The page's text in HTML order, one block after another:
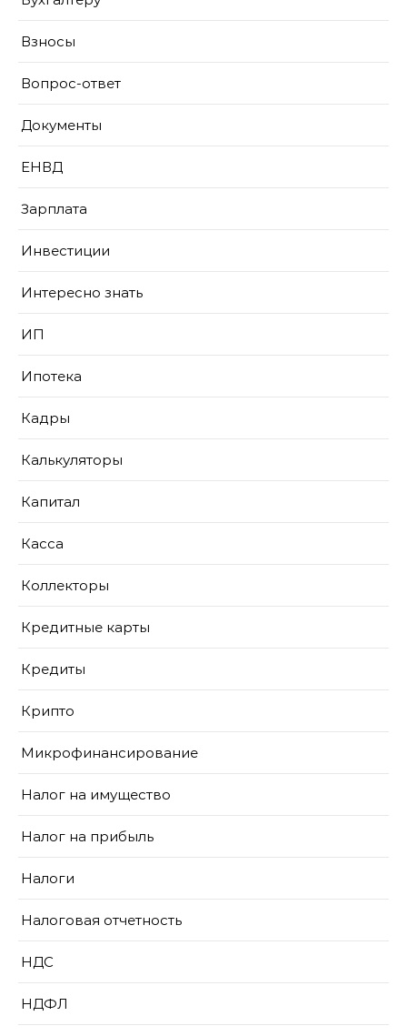
Взносы
Вопрос-ответ
Документы
ЕНВД
Зарплата
Инвестиции
Интересно знать
ИП
Ипотека
Кадры
Калькуляторы
Капитал
Касса
Коллекторы
Кредитные карты
Кредиты
Крипто
Микрофинансирование
Налог на имущество
Налог на прибыль
Налоги
Налоговая отчетность
НДС
НДФЛ